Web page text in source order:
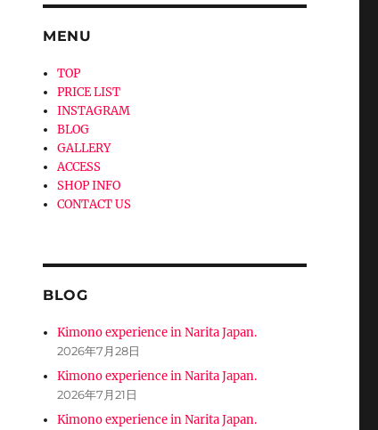
MENU
TOP
PRICE LIST
INSTAGRAM
BLOG
GALLERY
ACCESS
SHOP INFO
CONTACT US
BLOG
Kimono experience in Narita Japan.
2026年7月28日
Kimono experience in Narita Japan.
2026年7月21日
Kimono experience in Narita Japan.